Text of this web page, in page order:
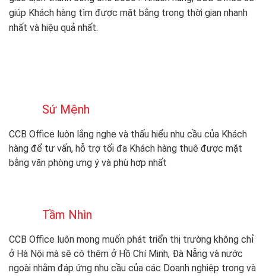
giúp Khách hàng tìm được mặt bằng trong thời gian nhanh
nhất và hiệu quả nhất.
Sứ Mệnh
CCB Office luôn lắng nghe và thấu hiểu nhu cầu của Khách
hàng để tư vấn, hỗ trợ tối đa Khách hàng thuê được mặt
bằng văn phòng ưng ý và phù hợp nhất
Tầm Nhìn
CCB Office luôn mong muốn phát triển thị trường không chỉ
ở Hà Nội mà sẽ có thêm ở Hồ Chí Minh, Đà Nẵng và nước
ngoài nhằm đáp ứng nhu cầu của các Doanh nghiệp trong và